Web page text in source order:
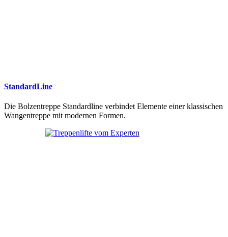
StandardLine
Die Bolzentreppe Standardline verbindet Elemente einer klassischen
Wangentreppe mit modernen Formen.